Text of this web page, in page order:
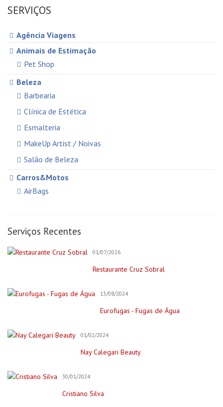
SERVIÇOS
Agência Viagens
Animais de Estimação
Pet Shop
Beleza
Barbearia
Clínica de Estética
Esmalteria
MakeUp Artist / Noivas
Salão de Beleza
Carros&Motos
AirBags
Pintores
Creche/Jardim Infância
Bolos
Decorações e Espaços
Fitness
Serviços Recentes
01/07/2026
Restaurante Cruz Sobral
13/08/2024
Eurofugas - Fugas de Água
01/02/2024
Nay Calegari Beauty
30/01/2024
Cristiano Silva